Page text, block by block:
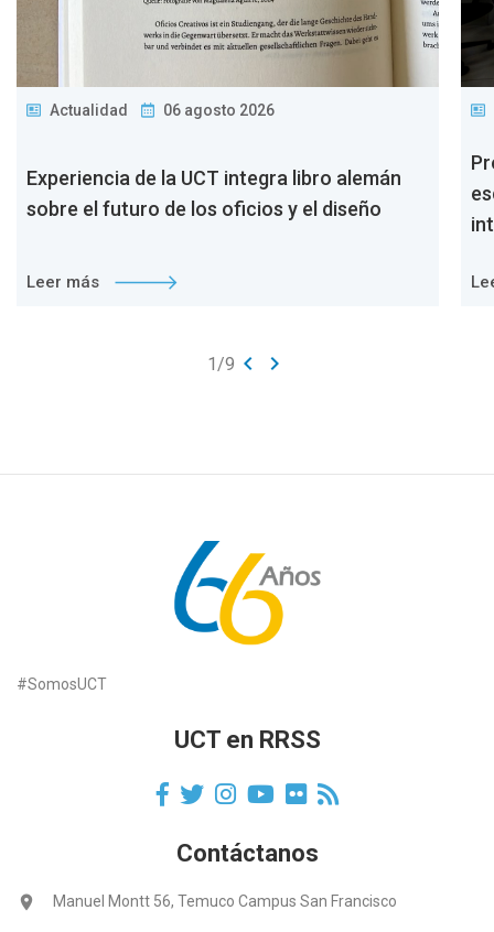
Actualidad 06 agosto 2026
Experiencia de la UCT integra libro alemán
sobre el futuro de los oficios y el diseño
Leer más
1/9 keyboard_arrow_left keyboard_arrow_right
#SomosUCT
UCT en RRSS
Contáctanos
location_on Manuel Montt 56, Temuco Campus San Francisco